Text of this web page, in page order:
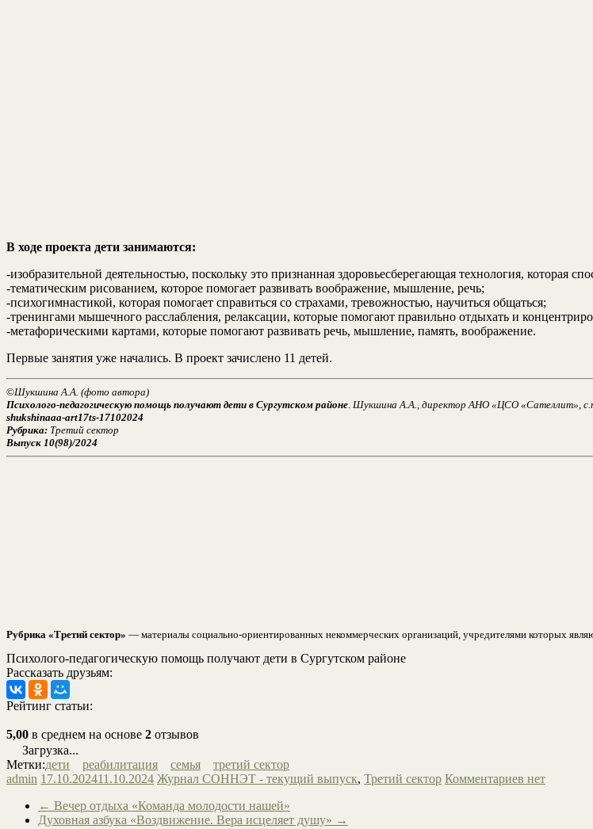
В ходе проекта дети занимаются:
-изобразительной деятельностью, поскольку это признанная здоровьесберегающая технология, которая
-тематическим рисованием, которое помогает развивать воображение, мышление, речь;
-психогимнастикой, которая помогает справиться со страхами, тревожностью, научиться общаться;
-тренингами мышечного расслабления, релаксации, которые помогают правильно отдыхать и
-метафорическими картами, которые помогают развивать речь, мышление, память, воображение.
Первые занятия уже начались. В проект зачислено 11 детей.
©Шукшина А.А. (фото автора)
Психолого-педагогическую помощь получают дети в Сургутском районе. Шукшина А.А., директор АНО «ЦСО «Сателлит»,
shukshinaaa-art17ts-17102024
Рубрика: Третий сектор
Выпуск 10(98)/2024
Рубрика «Третий сектор» — материалы социально-ориентированных некоммерческих организаций, учредителями которых
Психолого-педагогическую помощь получают дети в Сургутском районе
Рассказать друзьям:
Рейтинг статьи:
5,00 в среднем на основе 2 отзывов
Загрузка...
Метки:дети реабилитация семья
третий сектор
admin 17.10.202411.10.2024 Журнал СОННЭТ - текущий выпуск, Третий сектор Комментариев нет
← Вечер отдыха «Команда молодости нашей»
Духовная азбука «Воздвижение. Вера исцеляет душу» →